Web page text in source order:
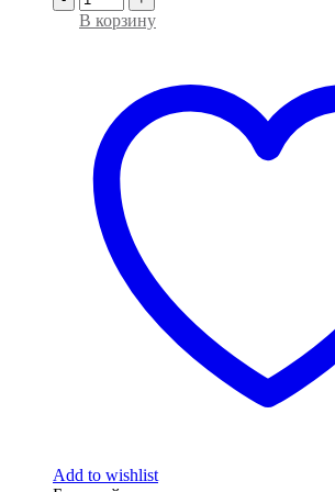
В корзину
Add to wishlist